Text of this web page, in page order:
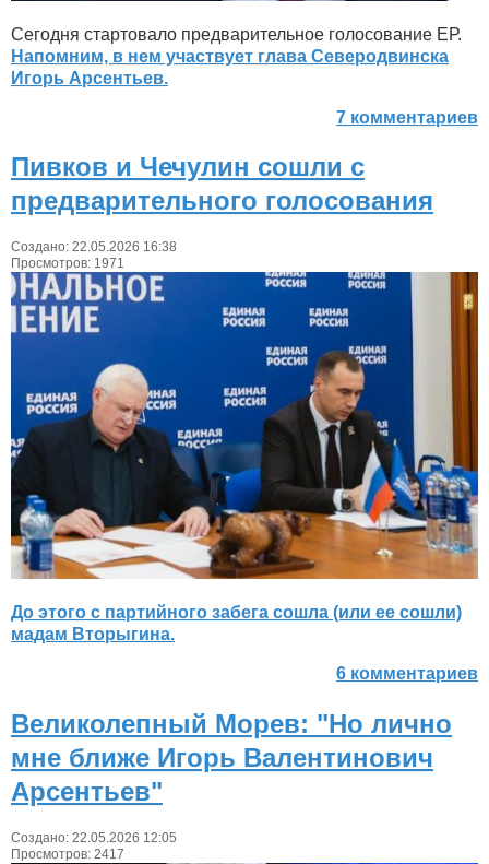
Сегодня стартовало предварительное голосование ЕР.
Напомним, в нем участвует глава Северодвинска
Игорь Арсентьев.
7 комментариев
Пивков и Чечулин сошли с
предварительного голосования
Создано: 22.05.2026 16:38
Просмотров: 1971
До этого с партийного забега сошла (или ее сошли)
мадам Вторыгина.
6 комментариев
Великолепный Морев: "Но лично
мне ближе Игорь Валентинович
Арсентьев"
Создано: 22.05.2026 12:05
Просмотров: 2417